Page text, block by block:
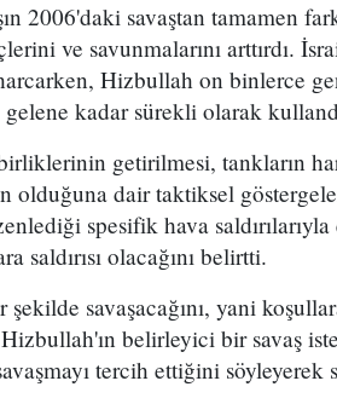
2006'daki savaştan tamamen
ve savunmalarını arttırdı.
Hizbullah on binlerce
kadar sürekli olarak
getirilmesi, tankların
olduğuna dair taktiksel
spesifik hava saldırılarıyla
saldırısı olacağını belirtti.
savaşacağını, yani
Hizbullah'ın belirleyici bir savaş
tercih ettiğini söyleyerek